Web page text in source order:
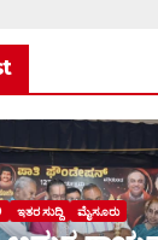
ಇತರ ಸುದ್ದಿ ಮೈಸೂರು